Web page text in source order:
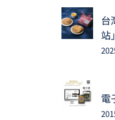
台
站
電